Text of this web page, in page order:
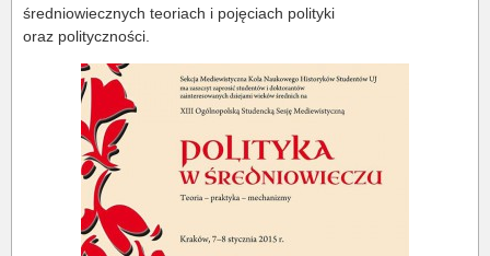
średniowiecznych teoriach i pojęciach polityki
oraz polityczności.